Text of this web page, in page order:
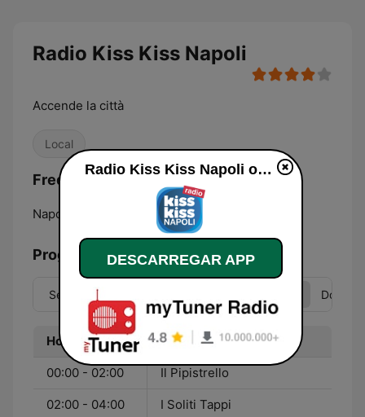
Radio Kiss Kiss Napoli
Accende la città
Local
Frequências Radio Kiss Kiss Napoli:
Napoli:
Programação
Seg Ter Dom
Hora Programa
00:00 - 02:00 Il Pipistrello
02:00 - 04:00 I Soliti Tappi
Radio Kiss Kiss Napoli online
DESCARREGAR APP